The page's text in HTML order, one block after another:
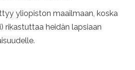
yliopiston maailmaan, koska
rikastuttaa heidän lapsiaan